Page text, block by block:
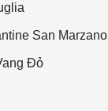
San Marzano
Đỏ